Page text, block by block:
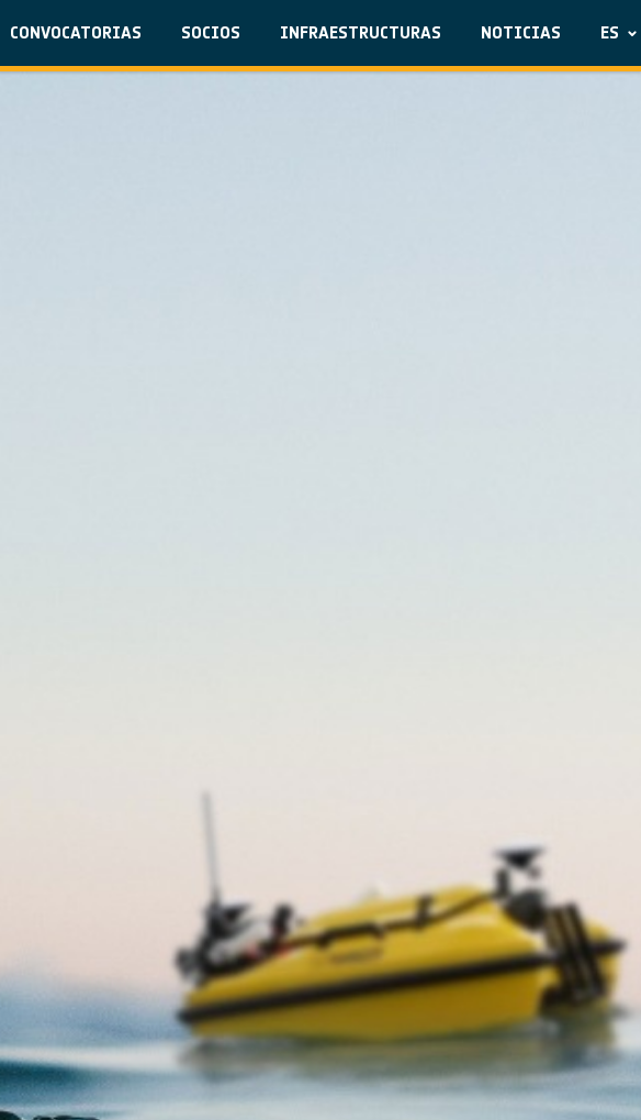
CONVOCATORIAS SOCIOS INFRAESTRUCTURAS NOTICIAS ES